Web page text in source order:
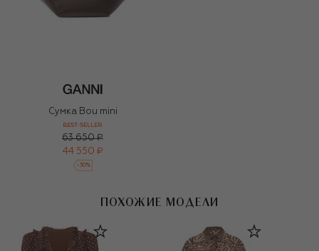
Сумка Bou mini
BEST-SELLER
63 650 ₽
44 550 ₽
-30%
ПОХОЖИЕ МОДЕЛИ